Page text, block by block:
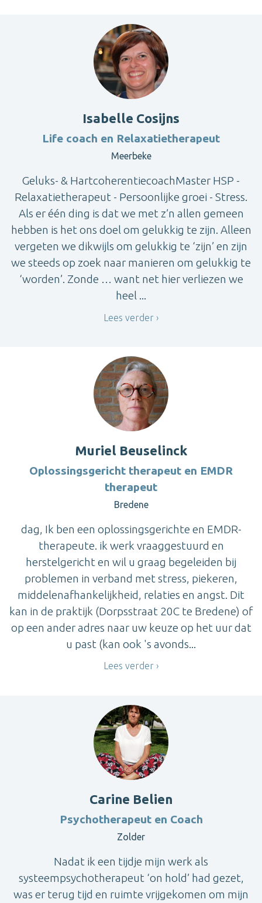
Isabelle Cosijns
Life coach en Relaxatietherapeut
Meerbeke
Geluks- & HartcoherentiecoachMaster HSP -
Relaxatietherapeut - Persoonlijke groei - Stress.
Als er één ding is dat we met z’n allen gemeen
hebben is het ons doel om gelukkig te zijn. Alleen
vergeten we dikwijls om gelukkig te ‘zijn’ en zijn
we steeds op zoek naar manieren om gelukkig te
‘worden’. Zonde … want net hier verliezen we
heel ...
Lees verder
Muriel Beuselinck
Oplossingsgericht therapeut en EMDR
therapeut
Bredene
dag, Ik ben een oplossingsgerichte en EMDR-
therapeute. ik werk vraaggestuurd en
herstelgericht en wil u graag begeleiden bij
problemen in verband met stress, piekeren,
middelenafhankelijkheid, relaties en angst. Dit
kan in de praktijk (Dorpsstraat 20C te Bredene) of
op een ander adres naar uw keuze op het uur dat
u past (kan ook 's avonds...
Lees verder
Carine Belien
Psychotherapeut en Coach
Zolder
Nadat ik een tijdje mijn werk als
systeempsychotherapeut ‘on hold’ had gezet,
was er terug tijd en ruimte vrijgekomen om mijn